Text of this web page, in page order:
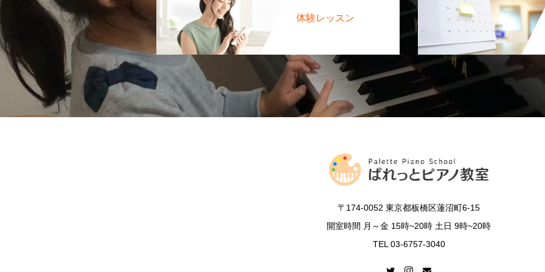
体験レッスン
〒174-0052 東京都板橋区蓮沼町6-15
開室時間 月～金 15時~20時 土日 9時~20時
TEL 03-6757-3040